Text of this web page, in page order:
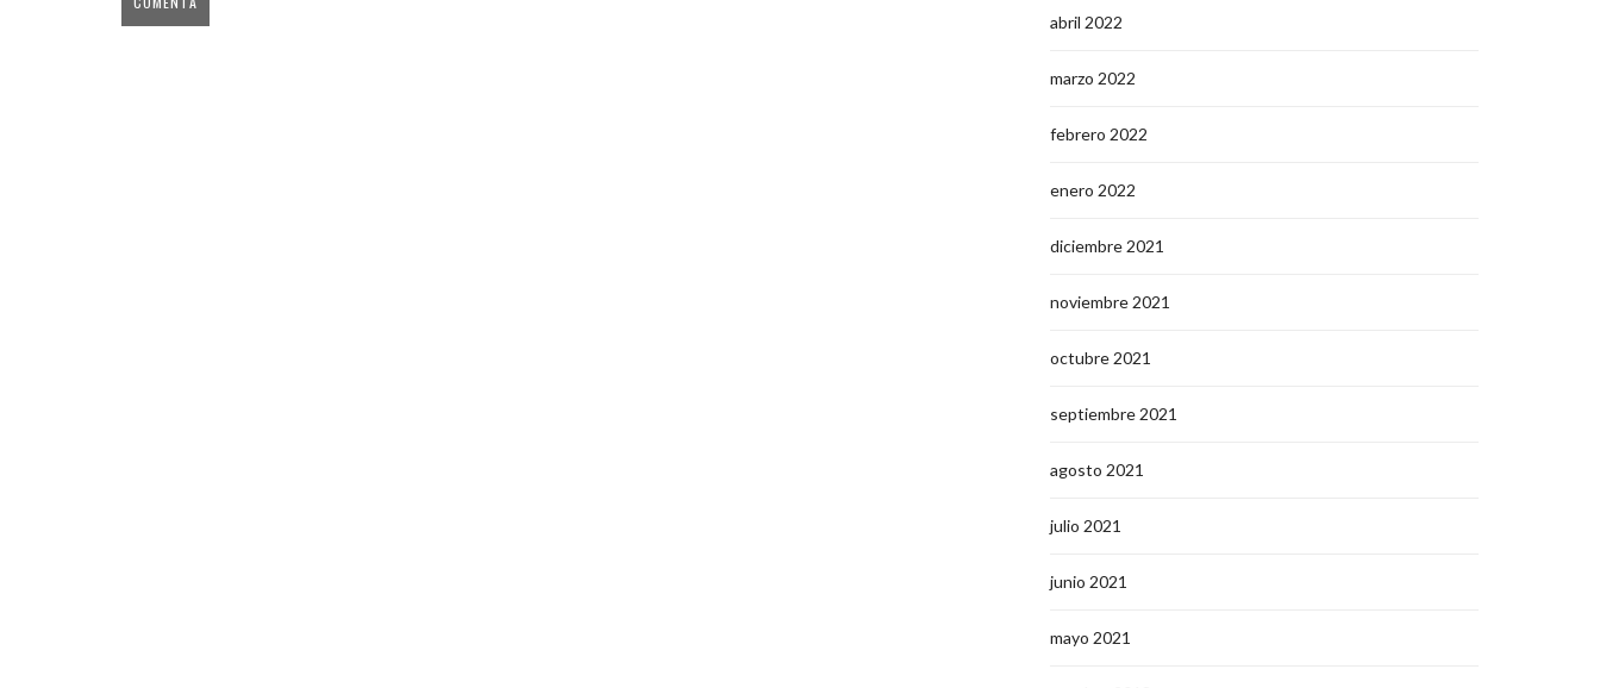
abril 2022
marzo 2022
febrero 2022
enero 2022
diciembre 2021
noviembre 2021
octubre 2021
septiembre 2021
agosto 2021
julio 2021
junio 2021
mayo 2021